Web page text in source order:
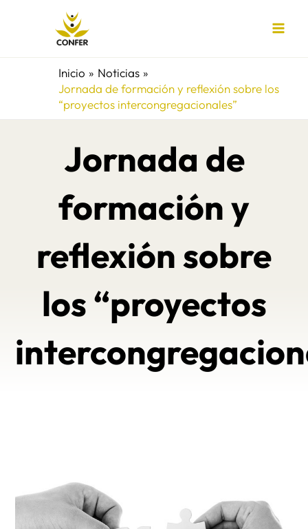
Inicio
Noticias
Jornada de formación y reflexión sobre los
“proyectos intercongregacionales”
Jornada de
formación y
reflexión sobre
los “proyectos